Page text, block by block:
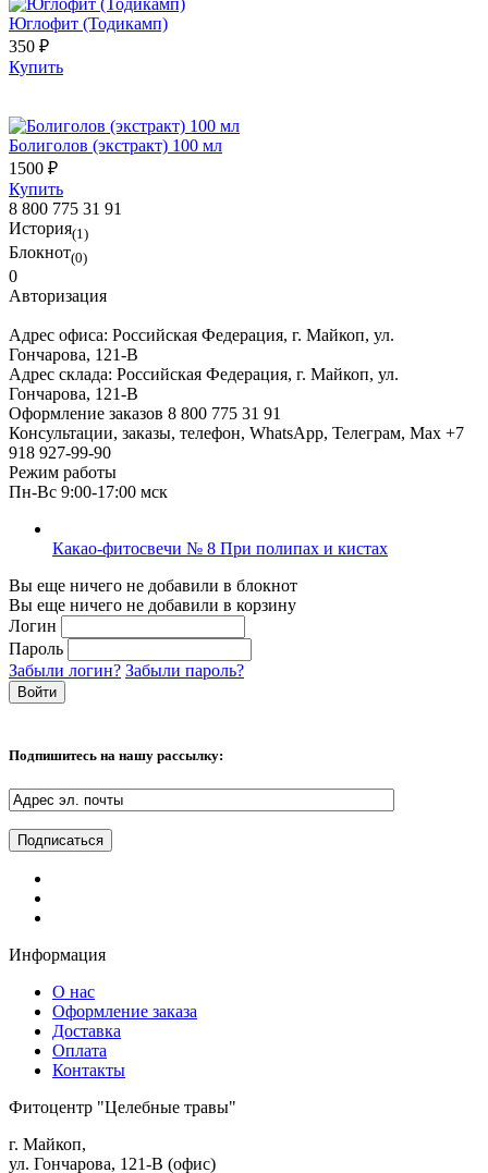
Юглофит (Тодикамп)
350 ₽
Купить
Болиголов (экстракт) 100 мл
1500 ₽
Купить
8 800 775 31 91
История(1)
Блокнот(0)
0
Авторизация
Адрес офиса: Российская Федерация, г. Майкоп, ул.
Гончарова, 121-В
Адрес склада: Российская Федерация, г. Майкоп, ул.
Гончарова, 121-В
Оформление заказов 8 800 775 31 91
Консультации, заказы, телефон, WhatsApp, Телеграм, Мах +7
918 927-99-90
Режим работы
Пн-Вс 9:00-17:00 мск
Какао-фитосвечи № 8 При полипах и кистах
Вы еще ничего не добавили в блокнот
Вы еще ничего не добавили в корзину
Логин
Пароль
Забыли логин? Забыли пароль?
Подпишитесь на нашу рассылку:
Информация
О нас
Оформление заказа
Доставка
Оплата
Контакты
Фитоцентр "Целебные травы"
г. Майкоп,
ул. Гончарова, 121-В (офис)